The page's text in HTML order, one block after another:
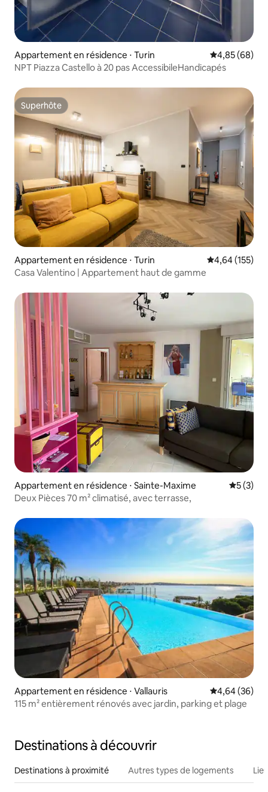
Appartement en résidence ⋅ Turin Évaluation
4,85 (68)
NPT Piazza Castello à 20 pas AccessibileHandicapés
Superhôte
Superhôte
Appartement en résidence ⋅ Turin Évaluation
4,64 (155)
Casa Valentino | Appartement haut de gamme
Appartement en résidence ⋅ Sainte-Maxime
5 (3)
Deux Pièces 70 m² climatisé, avec terrasse,
Appartement en résidence ⋅ Vallauris Évaluation
4,64 (36)
115 m² entièrement rénovés avec jardin, parking et plage
Destinations à découvrir
Destinations à proximité Autres types de logements